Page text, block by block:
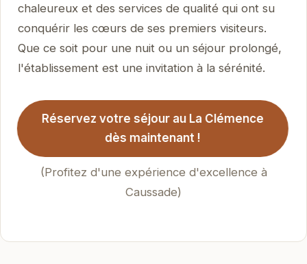
chaleureux et des services de qualité qui ont su
conquérir les cœurs de ses premiers visiteurs.
Que ce soit pour une nuit ou un séjour prolongé,
l'établissement est une invitation à la sérénité.
Réservez votre séjour au La Clémence
dès maintenant !
(Profitez d'une expérience d'excellence à
Caussade)